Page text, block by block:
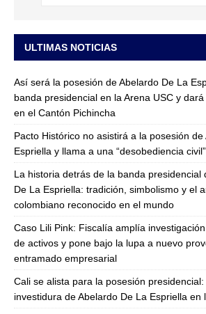
ULTIMAS NOTICIAS
Así será la posesión de Abelardo De La
banda presidencial en la Arena USC y
en el Cantón Pichincha
Pacto Histórico no asistirá a la posesión
Espriella y llama a una “desobediencia
La historia detrás de la banda presidencial
De La Espriella: tradición, simbolismo y el
colombiano reconocido en el mundo
Caso Lili Pink: Fiscalía amplía
de activos y pone bajo la lupa a nuevo
entramado empresarial
Cali se alista para la posesión
investidura de Abelardo De La Espriella en